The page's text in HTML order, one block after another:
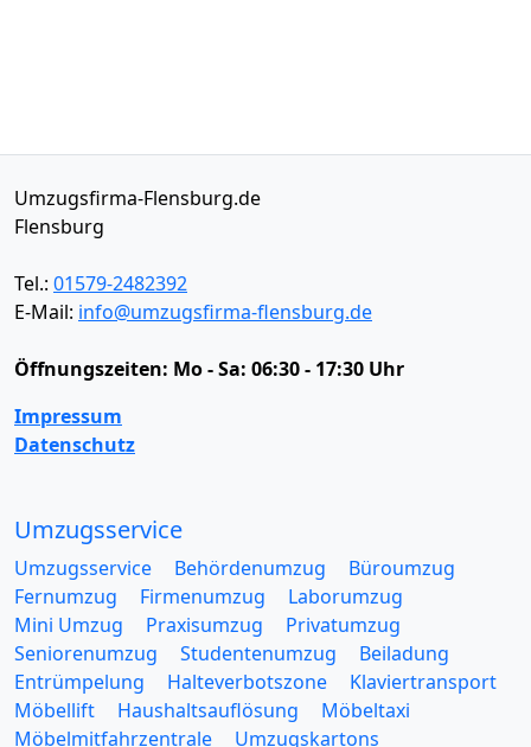
Umzugsfirma-Flensburg.de
Flensburg
Tel.: 01579-2482392
E-Mail: info@umzugsfirma-flensburg.de
Öffnungszeiten: Mo - Sa: 06:30 - 17:30 Uhr
Impressum
Datenschutz
Umzugsservice
Umzugsservice Behördenumzug
Büroumzug
Fernumzug
Firmenumzug
Laborumzug
Mini Umzug
Praxisumzug
Privatumzug
Seniorenumzug
Studentenumzug
Beiladung
Entrümpelung
Halteverbotszone
Klaviertransport
Möbellift
Haushaltsauflösung
Möbeltaxi
Möbelmitfahrzentrale
Umzugskartons